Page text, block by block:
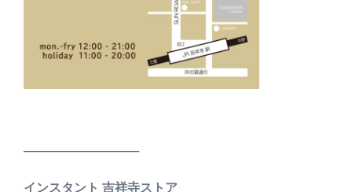
インスタント 吉祥寺ストア